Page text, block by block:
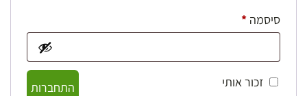
סיסמה *חובה
זכור אותי
התחברות